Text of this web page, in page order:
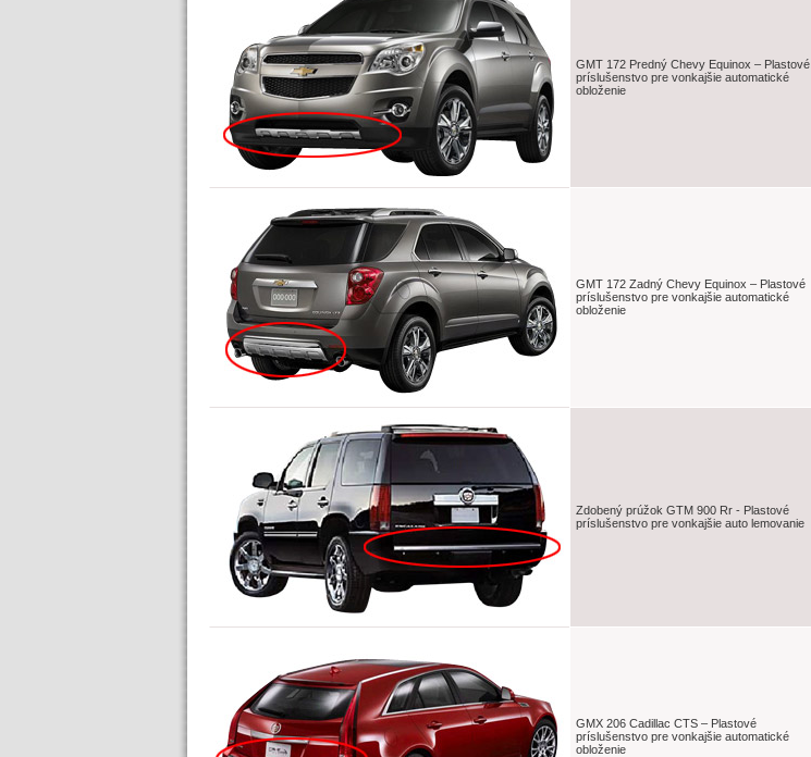
GMT 172 Predný Chevy Equinox – Plastové
príslušenstvo pre vonkajšie automatické
obloženie
GMT 172 Zadný Chevy Equinox – Plastové
príslušenstvo pre vonkajšie automatické
obloženie
Zdobený prúžok GTM 900 Rr - Plastové
príslušenstvo pre vonkajšie auto lemovanie
GMX 206 Cadillac CTS – Plastové
príslušenstvo pre vonkajšie automatické
obloženie